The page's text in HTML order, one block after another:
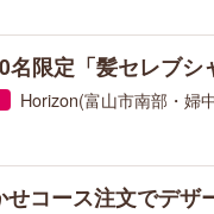
名限定「髪セレブシ
Horizon(富山市南部・婦
せコース注文でデザ